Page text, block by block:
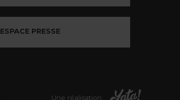
ESPACE PRESSE
Une réalisation